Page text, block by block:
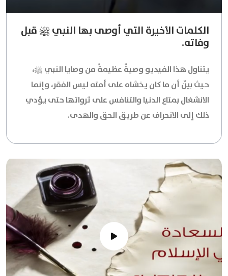
الكلمات الأخيرة التي أوصى بها النبي ﷺ قبل
وفاته.
يتناول هذا الفيديو وصيةً عظيمةً من وصايا النبي ﷺ،
حيث بيّن أن ما كان يخشاه على أمته ليس الفقر، وإنما
الانشغال بمتاع الدنيا والتنافس على ثرواتها حتى يؤدي
ذلك إلى الانحراف عن طريق الحق والهدى.